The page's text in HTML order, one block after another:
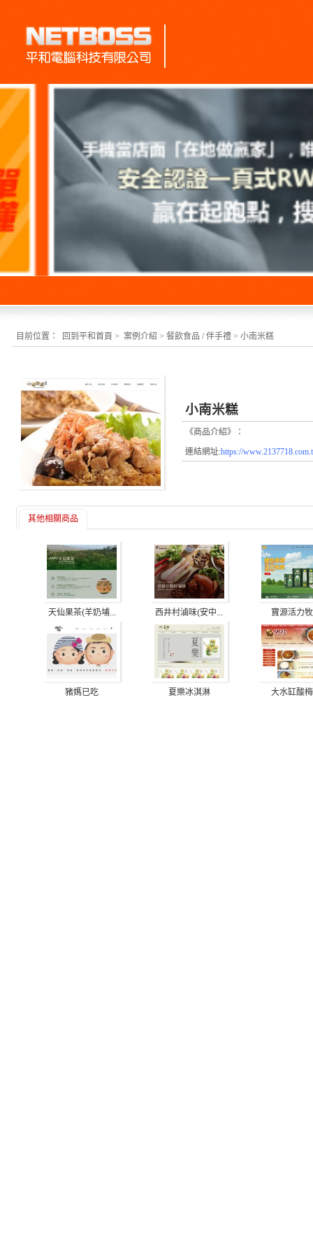
目前位置： 回到平和首頁 > 案例介紹 > 餐飲食品 / 伴手禮 > 小南米糕
小南米糕
《商品介紹》：
連結網址:https://
其他相關商品
天仙果茶(羊奶埔... 西井村滷味(安中... 寶源活力
豬媽已吃 夏樂冰淇淋 大水缸酸